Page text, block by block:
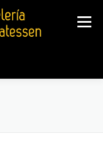
Menú